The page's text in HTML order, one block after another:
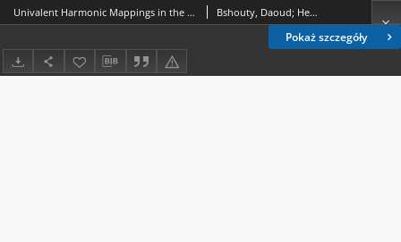
Pokaż szczegóły
Univalent Harmonic Mappings in the Plane Bshouty, Daoud; Hengartner, Walter